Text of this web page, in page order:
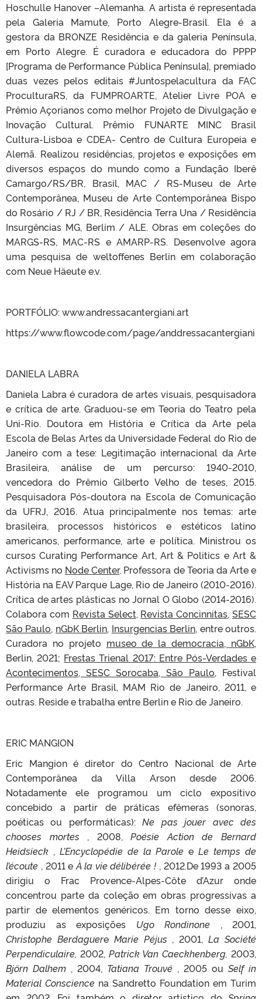
Hoschulle Hanover –Alemanha. A artista é representada
pela Galeria Mamute, Porto Alegre-Brasil. Ela é a
gestora da BRONZE Residência e da galeria Península,
em Porto Alegre. É curadora e educadora do PPPP
[Programa de Performance Pública Península], premiado
duas vezes pelos editais #Juntospelacultura da FAC
ProculturaRS, da FUMPROARTE, Atelier Livre POA e
Prêmio Açorianos como melhor Projeto de Divulgação e
Inovação Cultural. Prêmio FUNARTE MINC Brasil
Cultura-Lisboa e CDEA- Centro de Cultura Europeia e
Alemã. Realizou residências, projetos e exposições em
diversos espaços do mundo como a Fundação Iberê
Camargo/RS/BR, Brasil, MAC / RS-Museu de Arte
Contemporânea, Museu de Arte Contemporânea Bispo
do Rosário / RJ / BR, Residência Terra Una / Residência
Insurgências MG, Berlim / ALE. Obras em coleções do
MARGS-RS, MAC-RS e AMARP-RS. Desenvolve agora
uma pesquisa de weltoffenes Berlin em colaboração
com Neue Häeute e.v.
PORTFÓLIO: www.andressacantergiani.art
https://www.flowcode.com/page/anddressacantergiani
DANIELA LABRA
Daniela Labra é curadora de artes visuais, pesquisadora
e crítica de arte. Graduou-se em Teoria do Teatro pela
Uni-Rio. Doutora em História e Crítica da Arte pela
Escola de Belas Artes da Universidade Federal do Rio de
Janeiro com a tese: Legitimação internacional da Arte
Brasileira, análise de um percurso: 1940-2010,
vencedora do Prêmio Gilberto Velho de teses, 2015.
Pesquisadora Pós-doutora na Escola de Comunicação
da UFRJ, 2016. Atua principalmente nos temas: arte
brasileira, processos históricos e estéticos latino
americanos, performance, arte e política. Ministrou os
cursos Curating Performance Art, Art & Politics e Art &
Activisms no Node Center. Professora de Teoria da Arte e
História na EAV Parque Lage, Rio de Janeiro (2010-2016).
Crítica de artes plásticas no Jornal O Globo (2014-2016).
Colabora com Revista Select, Revista Concinnitas,SESC
São Paulo, nGbK Berlin, Insurgencias Berlin, entre outros.
Curadora no projeto museo de la democracia, nGbK,
Berlin, 2021; Frestas Trienal 2017: Entre Pós-Verdades e
Acontecimentos, SESC Sorocaba, São Paulo, Festival
Performance Arte Brasil, MAM Rio de Janeiro, 2011, e
outras. Reside e trabalha entre Berlin e Rio de Janeiro.
ERIC MANGION
Eric Mangion é diretor do Centro Nacional de Arte
Contemporânea da Villa Arson desde 2006.
Notadamente ele programou um ciclo expositivo
concebido a partir de práticas efêmeras (sonoras,
poéticas ou performáticas):Ne pas jouer avec des
chooses mortes, 2008,Poésie Action de Bernard
Heidsieck , L’Encyclopédie de la Parole eLe temps de
l’écoute , 2011 eÀ la vie délibérée ! , 2012.De 1993 a 2005
dirigiu o Frac Provence-Alpes-Côte d’Azur onde
concentrou parte da coleção em obras progressivas a
partir de elementos genéricos. Em torno desse eixo,
produziu as exposições Ugo Rondinone , 2001,
Christophe Berdaguere Marie Péjus, 2001,La Société
Perpendiculaire, 2002, Patrick Van Caeckhenberg, 2003,
Björn Dalhem , 2004, Tatiana Trouvé , 2005 ou Self in
Material Conscience na Sandretto Foundation em Turim